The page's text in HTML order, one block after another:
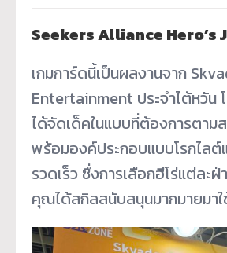
Seekers Alliance Hero’s
เกมการ์ดนี้เป็นผลงานจาก
Entertainment ประจำไต้หวัน
ได้จัดเด็คในแบบที่ต้องการตาม
พร้อมองค์ประกอบแบบโรกไลต์
รวดเร็ว ซึ่งการเลือกฮีโร่แต่ละฝ่
คุณได้สกิลสนับสนุนมากมายมาใ